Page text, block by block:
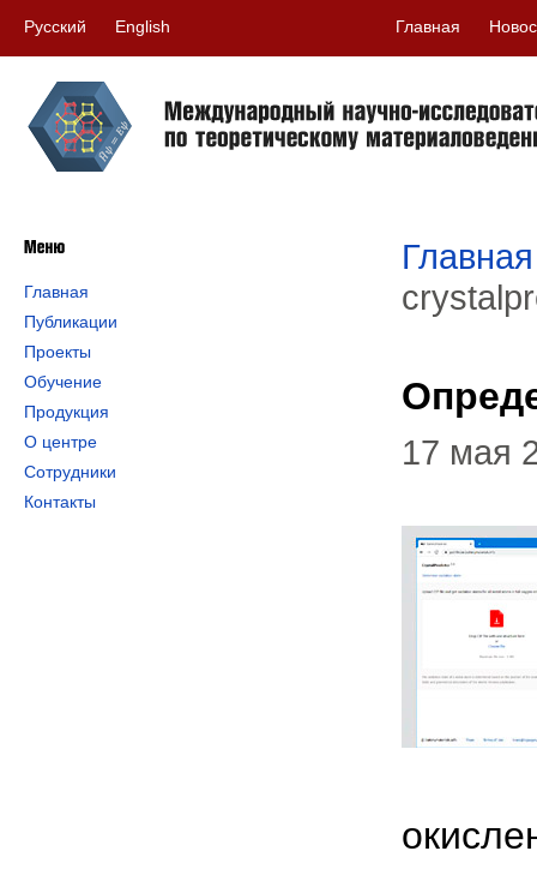
Русский English Главная
Главная
Публикации
Проекты
Обучение
Продукция
О центре
Сотрудники
Контакты
Главная
17 мая